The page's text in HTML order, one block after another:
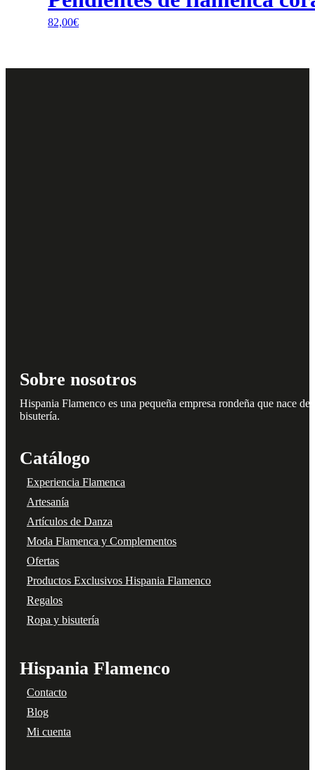
82,00€
Sobre nosotros
Hispania Flamenco es una pequeña empresa rondeña que nace
bisutería.
Catálogo
Experiencia Flamenca
Artesanía
Artículos de Danza
Moda Flamenca y Complementos
Ofertas
Productos Exclusivos Hispania Flamenco
Regalos
Ropa y bisutería
Hispania Flamenco
Contacto
Blog
Mi cuenta